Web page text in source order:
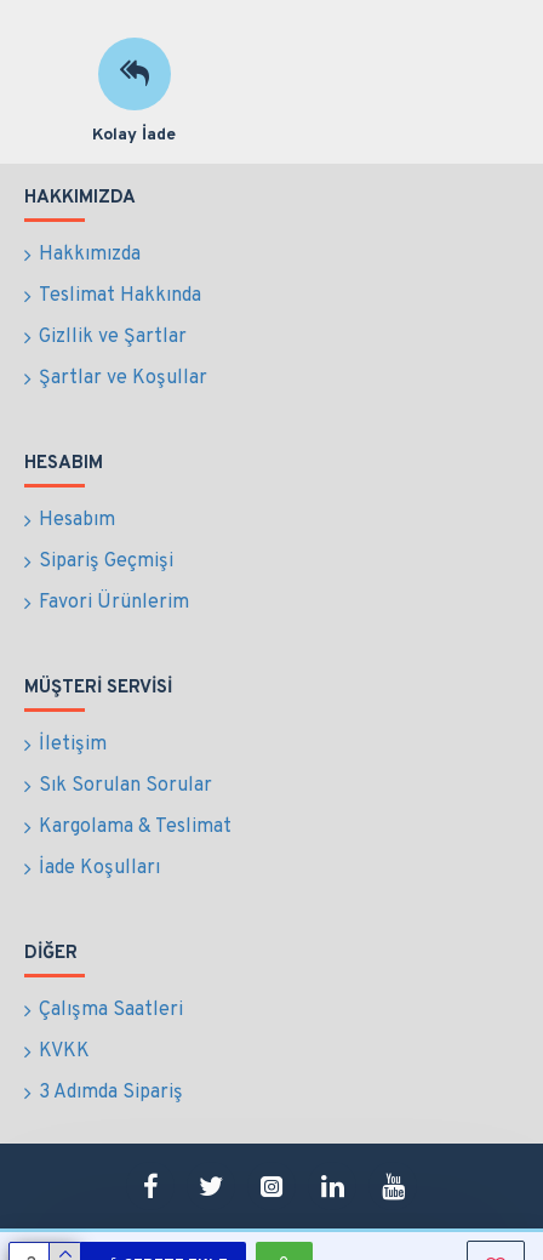
Kolay İade
HAKKIMIZDA
Hakkımızda
Teslimat Hakkında
Gizllik ve Şartlar
Şartlar ve Koşullar
HESABIM
Hesabım
Sipariş Geçmişi
Favori Ürünlerim
MÜŞTERI SERVISI
İletişim
Sık Sorulan Sorular
Kargolama & Teslimat
İade Koşulları
DIĞER
Çalışma Saatleri
KVKK
3 Adımda Sipariş